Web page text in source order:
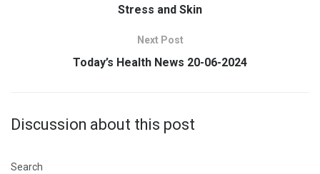
Stress and Skin
Next Post
Today’s Health News 20-06-2024
Discussion about this post
Search